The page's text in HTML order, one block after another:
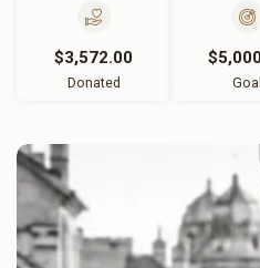
$3,572.00
Donated Goal